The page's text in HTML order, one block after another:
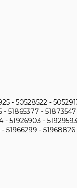
50528522 -
51865377 -
-
51966299 -